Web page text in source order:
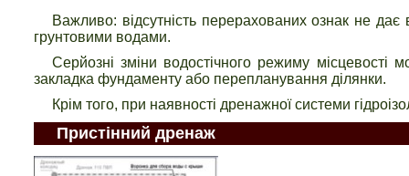
Важливо: відсутність перерахованих ознак не
грунтовими водами.
Серйозні зміни водостічного режиму місцевості
закладка фундаменту або перепланування ділянки.
Крім того, при наявності дренажної системи
Пристінний дренаж